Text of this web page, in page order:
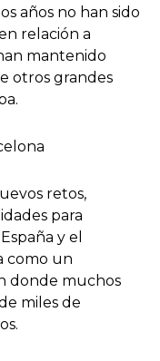
años no han sido
relación a
mantenido
otros grandes
retos,
para
y el
como un
donde muchos
miles de